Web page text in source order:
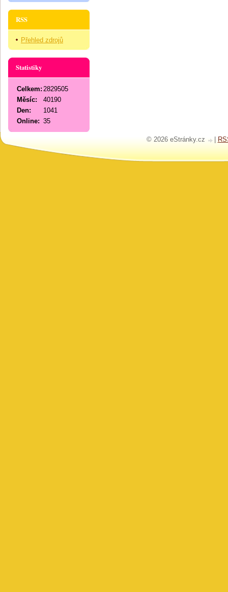
RSS
Přehled zdrojů
Statistiky
Online: 35
Celkem: 2829505
Měsíc:
40190
Den:
1041
© 2026 eStránky.cz